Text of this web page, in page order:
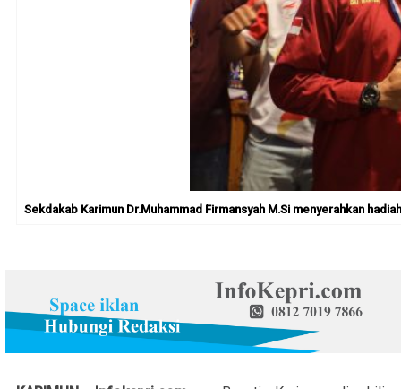
Sekdakab Karimun Dr.Muhammad Firmansyah M.Si menyerahkan